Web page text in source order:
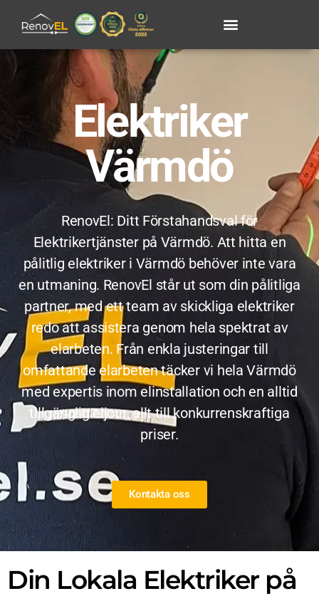
Elektriker
Värmdö
RenovEl: Ditt Förstahandsval för
Elektrikertjänster på Värmdö. Att hitta en
pålitlig elektriker i Värmdö behöver inte vara
en utmaning. RenovEl står ut som din pålitliga
partner, med ett team av skickliga elektriker
redo att assistera genom hela spektrat av
elarbeten. Från enkla justeringar till
omfattande elarbeten täcker vi hela Värmdö
med expertis inom elinstallation och en alltid
tillgänglig eljour, allt till konkurrenskraftiga
priser.
Kontakta oss
Din Lokala Elektriker på